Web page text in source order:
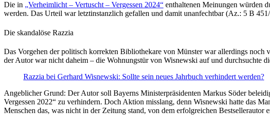
Die in „Verheimlicht – Vertuscht – Vergessen 2024“ enthaltenen Meinungen würden
werden. Das Urteil war letztinstanzlich gefallen und damit unanfechtbar (Az.: 5 B
Die skandalöse Razzia
Das Vorgehen der politisch korrekten Bibliothekare von Münster war allerdings
der Autor war nicht daheim – die Wohnungstür von Wisnewski auf und durchsuchte
Razzia bei Gerhard Wisnewski: Sollte sein neues Jahrbuch verhindert werden?
Angeblicher Grund: Der Autor soll Bayerns Ministerpräsidenten Markus Söder
Vergessen 2022“ zu verhindern. Doch Aktion misslang, denn Wisnewski hatte das
Menschen das, was nicht in der Zeitung stand, von dem erfolgreichen Bestsellerautor